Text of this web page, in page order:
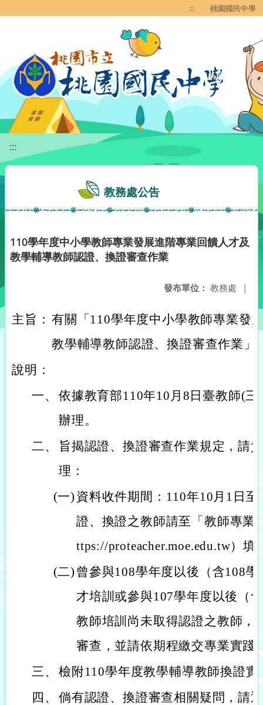
::: 桃園國民中學
:::
教務處公告
110學年度中小學教師專業發展進階專業回饋人才及
教學輔導教師認證、換證審查作業
發布單位： 教務處 |
主旨： 有關「110學年度中小學教師專業發
教學輔導教師認證、換證審查作業」
說明：
一、 依據教育部110年10月8日臺教師(
辦理。
二、
旨揭認證、換證審查作業規定，請
理：
(一) 資料收件期間：110年10月1日
證、換證之教師請至「教師專業
ttps://proteacher.moe.edu.tw）
(二) 曾參與108學年度以後（含108
才培訓或參與107學年度以後（
教師培訓尚未取得認證之教師，
審查，並請依期程繳交專業實踐
三、 檢附110學年度教學輔導教師換證
四、 倘有認證、換證審查相關疑問，請